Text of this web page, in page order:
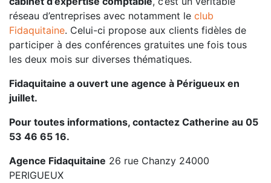
réseau d’entreprises avec notamment le club
Fidaquitaine. Celui-ci propose aux clients fidèles de
participer à des conférences gratuites une fois tous
les deux mois sur diverses thématiques.
Fidaquitaine a ouvert une agence à Périgueux en
juillet.
Pour toutes informations, contactez Catherine au 05
53 46 65 16.
Agence Fidaquitaine 26 rue Chanzy 24000
PERIGUEUX